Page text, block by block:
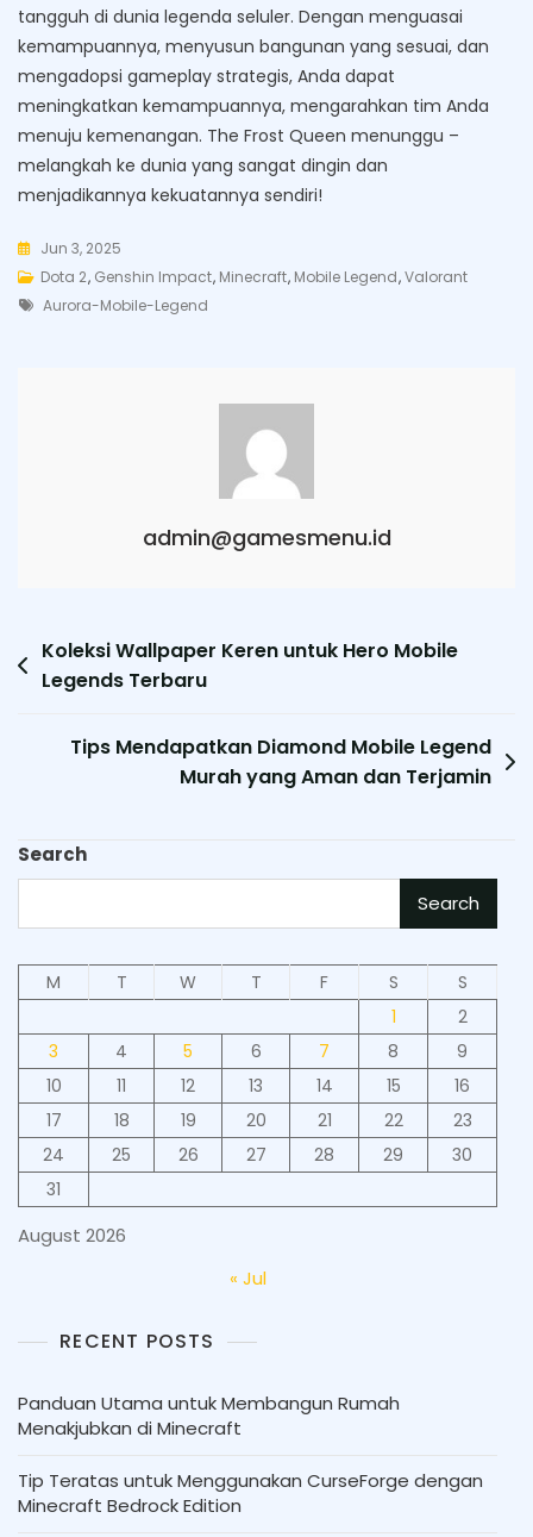
tangguh di dunia legenda seluler. Dengan menguasai
kemampuannya, menyusun bangunan yang sesuai, dan
mengadopsi gameplay strategis, Anda dapat
meningkatkan kemampuannya, mengarahkan tim Anda
menuju kemenangan. The Frost Queen menunggu –
melangkah ke dunia yang sangat dingin dan
menjadikannya kekuatannya sendiri!
Jun 3, 2025
Dota 2, Genshin Impact, Minecraft, Mobile Legend,Valorant
Tags
Aurora-Mobile-Legend
admin@gamesmenu.id
Post
navigation
Koleksi Wallpaper Keren untuk Hero Mobile
Legends Terbaru
Tips Mendapatkan Diamond Mobile Legend
Murah yang Aman dan Terjamin
Search
Search
August 2026
M T W T F S
S
1
2
3
4 5 6 7 8
9
10
11 12 13 14 15
16
17
18 19 20 21 22
23
24
25 26 27 28 29
30
31
« Jul
RECENT POSTS
Panduan Utama untuk Membangun Rumah
Menakjubkan di Minecraft
Tip Teratas untuk Menggunakan CurseForge dengan
Minecraft Bedrock Edition